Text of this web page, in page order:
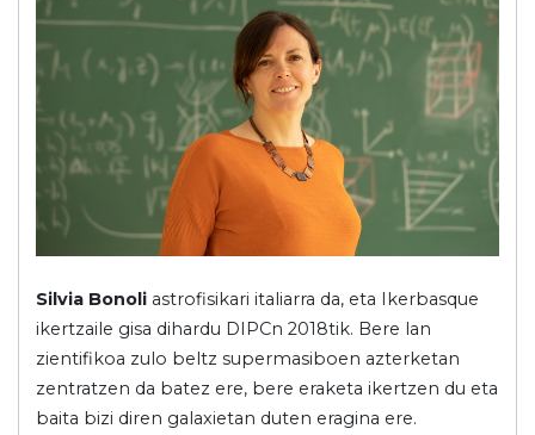
Silvia Bonoli astrofisikari italiarra da, eta Ikerbasque
ikertzaile gisa dihardu DIPCn 2018tik. Bere lan
zientifikoa zulo beltz supermasiboen azterketan
zentratzen da batez ere, bere eraketa ikertzen du eta
baita bizi diren galaxietan duten eragina ere.